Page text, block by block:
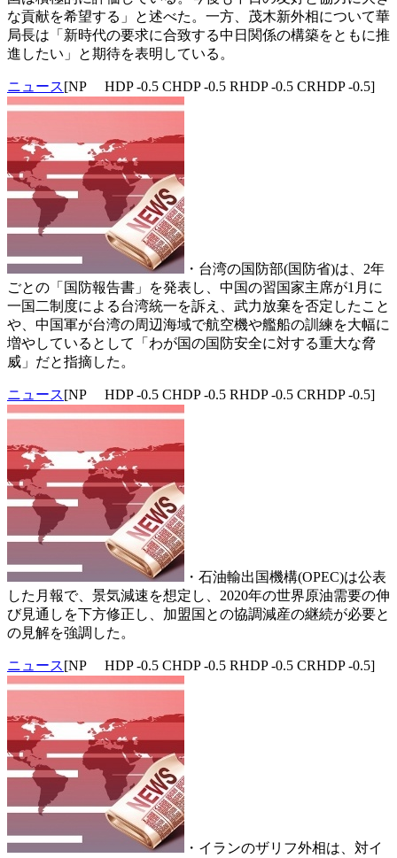
な貢献を希望する」と述べた。一方、茂木新外相について華
局長は「新時代の要求に合致する中日関係の構築をともに推
進したい」と期待を表明している。
ニュース[NP HDP -0.5 CHDP -0.5 RHDP -0.5 CRHDP -0.5]
・台湾の国防部(国防省)は、2年
ごとの「国防報告書」を発表し、中国の習国家主席が1月に
一国二制度による台湾統一を訴え、武力放棄を否定したこと
や、中国軍が台湾の周辺海域で航空機や艦船の訓練を大幅に
増やしているとして「わが国の国防安全に対する重大な脅
威」だと指摘した。
ニュース[NP HDP -0.5 CHDP -0.5 RHDP -0.5 CRHDP -0.5]
・石油輸出国機構(OPEC)は公表
した月報で、景気減速を想定し、2020年の世界原油需要の伸
び見通しを下方修正し、加盟国との協調減産の継続が必要と
の見解を強調した。
ニュース[NP HDP -0.5 CHDP -0.5 RHDP -0.5 CRHDP -0.5]
・イランのザリフ外相は、対イ